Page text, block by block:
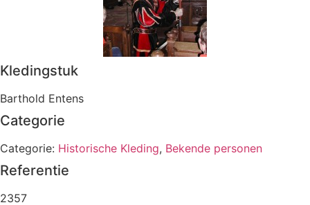
Kledingstuk
Barthold Entens
Categorie
Categorie: Historische Kleding, Bekende personen
Referentie
2357